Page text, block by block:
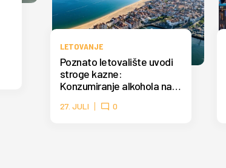
LETOVANJE
Poznato letovalište uvodi
stroge kazne:
Konzumiranje alkohola na
košta
27. JULI 0